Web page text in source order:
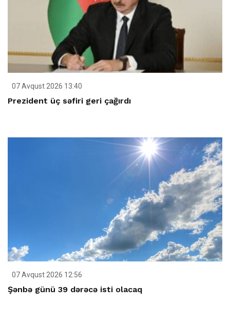
07 Avqust 2026 13:40
Prezident üç səfiri geri çağırdı
07 Avqust 2026 12:56
Şənbə günü 39 dərəcə isti olacaq